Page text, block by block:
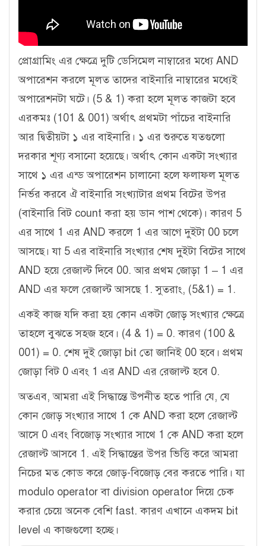
প্রোগ্রামিং এর ক্ষেত্রে দুটি ডেসিমেল নাম্বারের মধ্যে AND
অপারেশন করলে মূলত তাদের বাইনারি নাম্বারের মধ্যেই
অপারেশনটা ঘটে। (5 & 1) করা হলে মূলত কাজটা হবে
এরকমঃ (101 & 001) অর্থাৎ প্রথমটা পাঁচের বাইনারি
আর দ্বিতীয়টা ১ এর বাইনারি। ১ এর শুরুতে যতগুলো
দরকার শূণ্য বসানো হয়েছে। অর্থাৎ কোন একটা সংখ্যার
সাথে ১ এর এন্ড অপারেশন চালানো হলে ফলাফল মূলত
নির্ভর করবে ঐ বাইনারি সংখ্যাটার প্রথম বিটের উপর
(বাইনারি বিট count করা হয় ডান পাশ থেকে)। কারণ 5
এর সাথে 1 এর AND করলে 1 এর আগে দুইটা 00 চলে
আসছে। যা 5 এর বাইনারি সংখ্যার শেষ দুইটা বিটের সাথে
AND হয়ে রেজাল্ট দিবে 00. আর প্রথম জোড়া 1 – 1 এর
AND এর ফলে রেজাল্ট আসছে 1. সুতরাং, (5&1) = 1.
একই কাজ যদি করা হয় কোন একটা জোড় সংখ্যার ক্ষেত্রে
তাহলে বুঝতে সহজ হবে। (4 & 1) = 0. কারণ (100 &
001) = 0. শেষ দুই জোড়া bit তো জানিই 00 হবে। প্রথম
জোড়া বিট 0 এবং 1 এর AND এর রেজাল্ট হবে 0.
অতএব, আমরা এই সিদ্ধান্তে উপনীত হতে পারি যে, যে
কোন জোড় সংখ্যার সাথে 1 কে AND করা হলে রেজাল্ট
আসে 0 এবং বিজোড় সংখ্যার সাথে 1 কে AND করা হলে
রেজাল্ট আসবে 1. এই সিদ্ধান্তের উপর ভিত্তি করে আমরা
নিচের মত কোড করে জোড়-বিজোড় বের করতে পারি। যা
modulo operator বা division operator দিয়ে চেক
করার চেয়ে অনেক বেশি fast. কারণ এখানে একদম bit
level এ কাজগুলো হচ্ছে।